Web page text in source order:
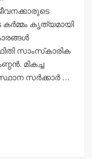
കൃത്യമായി
സാംസ്‌കാരിക
മികച്ച
സര്‍ക്കാര്‍ …